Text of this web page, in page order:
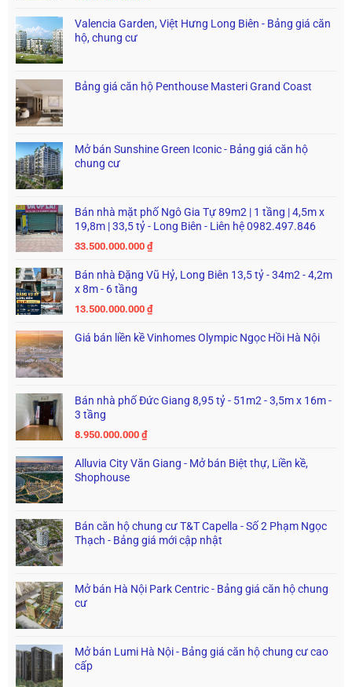
Valencia Garden, Việt Hưng Long Biên - Bảng giá căn
hộ, chung cư
Bảng giá căn hộ Penthouse Masteri Grand Coast
Mở bán Sunshine Green Iconic - Bảng giá căn hộ
chung cư
Bán nhà mặt phố Ngô Gia Tự 89m2 | 1 tầng | 4,5m x
19,8m | 33,5 tỷ - Long Biên - Liên hệ 0982.497.846
33.500.000.000 ₫
Bán nhà Đặng Vũ Hỷ, Long Biên 13,5 tỷ - 34m2 - 4,2m
x 8m - 6 tầng
13.500.000.000 ₫
Giá bán liền kề Vinhomes Olympic Ngọc Hồi Hà Nội
Bán nhà phố Đức Giang 8,95 tỷ - 51m2 - 3,5m x 16m -
3 tầng
8.950.000.000 ₫
Alluvia City Văn Giang - Mở bán Biệt thự, Liền kề,
Shophouse
Bán căn hộ chung cư T&T Capella - Số 2 Phạm Ngọc
Thạch - Bảng giá mới cập nhật
Mở bán Hà Nội Park Centric - Bảng giá căn hộ chung
cư
Mở bán Lumi Hà Nội - Bảng giá căn hộ chung cư cao
cấp